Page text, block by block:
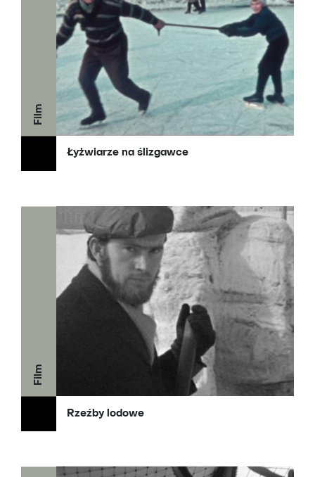
Film
Łyżwiarze na ślizgawce
Film
Rzeźby lodowe